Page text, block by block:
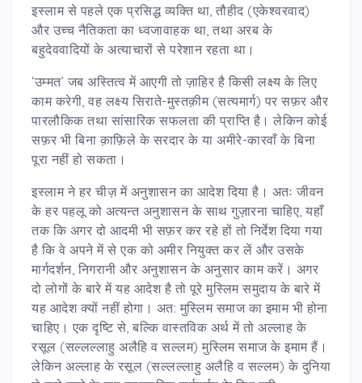
इस्लाम से पहले एक प्रसिद्ध व्यक्ति था, तौहीद (एकेश्वरवाद)
और उच्च नैतिकता का ध्वजावाहक था, तथा अरब के
बहुदेववादियों के अत्याचारों से परेशान रहता था।
‘उम्मत’ जब अस्तित्व में आएगी तो ज़ाहिर है किसी लक्ष्य के लिए
काम करेगी, वह लक्ष्य सिराते-मुस्तक़ीम (सत्यमार्ग) पर सफ़र और
पारलौकिक तथा सांसारिक सफलता की प्राप्ति है। लेकिन कोई
सफ़र भी बिना क़ाफ़िले के सरदार के या अमीरे-कारवाँ के बिना
पूरा नहीं हो सकता।
इस्लाम ने हर चीज़ में अनुशासन का आदेश दिया है। अतः जीवन
के हर पहलू को अत्यन्त अनुशासन के साथ गुज़ारना चाहिए, यहाँ
तक कि अगर दो आदमी भी सफ़र कर रहे हों तो निर्देश दिया गया
है कि वे अपने में से एक को अमीर नियुक्त कर लें और उसके
मार्गदर्शन, निगरानी और अनुशासन के अनुसार काम करें। अगर
दो लोगों के बारे में यह आदेश है तो पूरे मुस्लिम समुदाय के बारे में
यह आदेश क्यों नहीं होगा। अत: मुस्लिम समाज का इमाम भी होना
चाहिए। एक दृष्टि से, बल्कि वास्तविक अर्थ में तो अल्लाह के
रसूल (सल्लल्लाहु अलैहि व सल्लम) मुस्लिम समाज के इमाम हैं।
लेकिन अल्लाह के रसूल (सल्लल्लाहु अलैहि व सल्लम) के दुनिया